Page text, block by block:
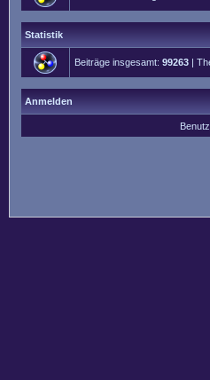
Statistik
Beiträge insgesamt: 99263 |
Anmelden